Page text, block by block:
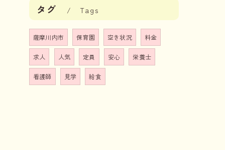
タグ Tags
薩摩川内市 保育園 空き状況 料金
求人 人気 定員 安心 栄養士
看護師 見学 給食